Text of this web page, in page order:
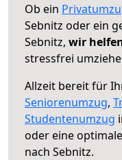
Ob ein
Sebnitz oder ein
Sebnitz, wir
stressfrei
Allzeit bereit für
Seniorenumzug,
Studentenumzug
oder eine optimale
nach Sebnitz.